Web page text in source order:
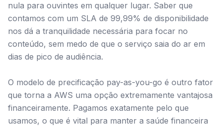
nula para ouvintes em qualquer lugar. Saber que
contamos com um SLA de 99,99% de disponibilidade
nos dá a tranquilidade necessária para focar no
conteúdo, sem medo de que o serviço saia do ar em
dias de pico de audiência.
O modelo de precificação pay-as-you-go é outro fator
que torna a AWS uma opção extremamente vantajosa
financeiramente. Pagamos exatamente pelo que
usamos, o que é vital para manter a saúde financeira